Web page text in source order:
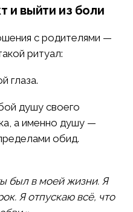
и выйти из боли
с родителями —
ритуал:
глаза.
душу своего
а именно душу —
обид.
был в моей жизни. Я
Я отпускаю всё, что